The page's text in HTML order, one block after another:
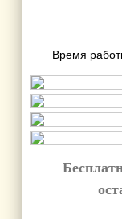
Время